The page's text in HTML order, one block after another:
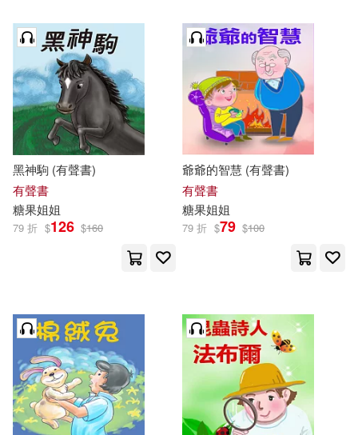
黑神駒 (有聲書)
有聲書
糖果姐姐
79 折 $126 $160
爺爺的智慧 (有聲書)
有聲書
糖果姐姐
79 折 $79 $100